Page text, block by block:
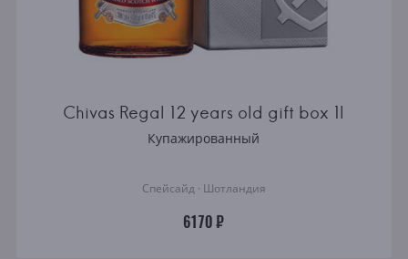
Chivas Regal 12 years old gift box 1l
Купажированный
Спейсайд · Шотландия
6170 ₽